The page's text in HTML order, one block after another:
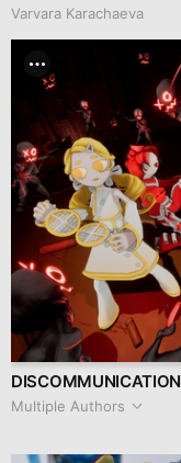
Varvara Karachaeva
DISCOMMUNICATION
Multiple Authors